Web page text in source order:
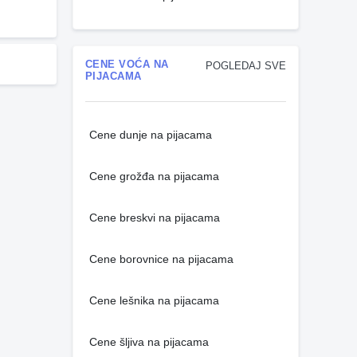
POGLEDAJ SVE
CENE VOĆA NA
PIJACAMA
Cene dunje na pijacama
Cene grožđa na pijacama
Cene breskvi na pijacama
Cene borovnice na pijacama
Cene lešnika na pijacama
Cene šljiva na pijacama